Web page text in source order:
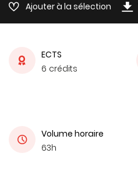
Ajouter à la sélection
ECTS
6 crédits
Volume horaire
63h